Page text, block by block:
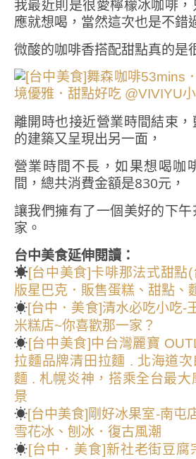
我最近則是很愛檸檬冰咖啡
應就想喝，當然這次也是不錯
微酸的咖啡香搭配甜點真的是
離開時也接近營業時間結束
的建築又呈現出另一面，
營業時間不長，如果想喝咖
間，總共消費金額是830元，
讓我們擁有了一個美好的下
家。
台中美食延伸閱讀：
☀[台中美食]卡啡那法式甜點
版星巴克．販售蛋糕、甜點、
☀[台中．美食]清水必吃小吃-
米糕店~你喜歡那一家？
☀[台中美食]中台灣麗寶
拉麵品牌清田拉麵 . 北海道
麵 . 札幌炎神，搭乘全台最大
景
☀[台中美食]剛好冰果室-南屯
雪花冰、刨冰．復古風潮
☀[台中．美食]新社老街豆腐